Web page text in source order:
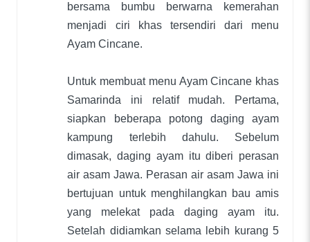
bersama bumbu berwarna kemerahan
menjadi ciri khas tersendiri dari menu
Ayam Cincane.
Untuk membuat menu Ayam Cincane khas
Samarinda ini relatif mudah. Pertama,
siapkan beberapa potong daging ayam
kampung terlebih dahulu. Sebelum
dimasak, daging ayam itu diberi perasan
air asam Jawa. Perasan air asam Jawa ini
bertujuan untuk menghilangkan bau amis
yang melekat pada daging ayam itu.
Setelah didiamkan selama lebih kurang 5